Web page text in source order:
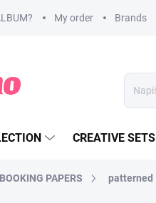
My order Brands
CREATIVE SETS
PAPERS patterned